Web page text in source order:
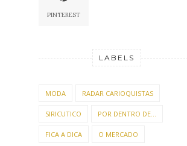
PINTEREST
LABELS
MODA RADAR CARIOQUISTAS
SIRICUTICO POR DENTRO DE...
FICA A DICA O MERCADO